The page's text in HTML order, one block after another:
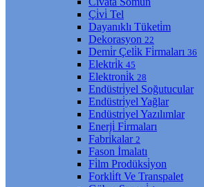
Çi̇vi̇ Tel
Dayanıklı Tüketi̇m
Dekorasyon 22
Demi̇r Çeli̇k Fi̇rmaları 36
Elektri̇k 45
Elektroni̇k 28
Endüstri̇yel Soğutucular
Endüstri̇yel Yağlar
Endüstri̇yel Yazılımlar
Enerji̇ Fi̇rmaları
Fabri̇kalar 2
Fason İmalatı
Fi̇lm Prodüksi̇yon
Forkli̇ft Ve Transpalet